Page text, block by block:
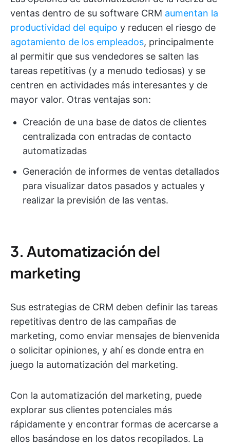
ventas dentro de su software CRM aumentan la
productividad del equipo y reducen el riesgo de
agotamiento de los empleados, principalmente
al permitir que sus vendedores se salten las
tareas repetitivas (y a menudo tediosas) y se
centren en actividades más interesantes y de
mayor valor. Otras ventajas son:
Creación de una base de datos de clientes
centralizada con entradas de contacto
automatizadas
Generación de informes de ventas detallados
para visualizar datos pasados y actuales y
realizar la previsión de las ventas.
3. Automatización del
marketing
Sus estrategias de CRM deben definir las tareas
repetitivas dentro de las campañas de
marketing, como enviar mensajes de bienvenida
o solicitar opiniones, y ahí es donde entra en
juego la automatización del marketing.
Con la automatización del marketing, puede
explorar sus clientes potenciales más
rápidamente y encontrar formas de acercarse a
ellos basándose en los datos recopilados. La